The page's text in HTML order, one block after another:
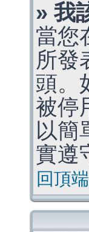
» 我
當您
所發
頭。
被停
以簡
實遵
回頂端